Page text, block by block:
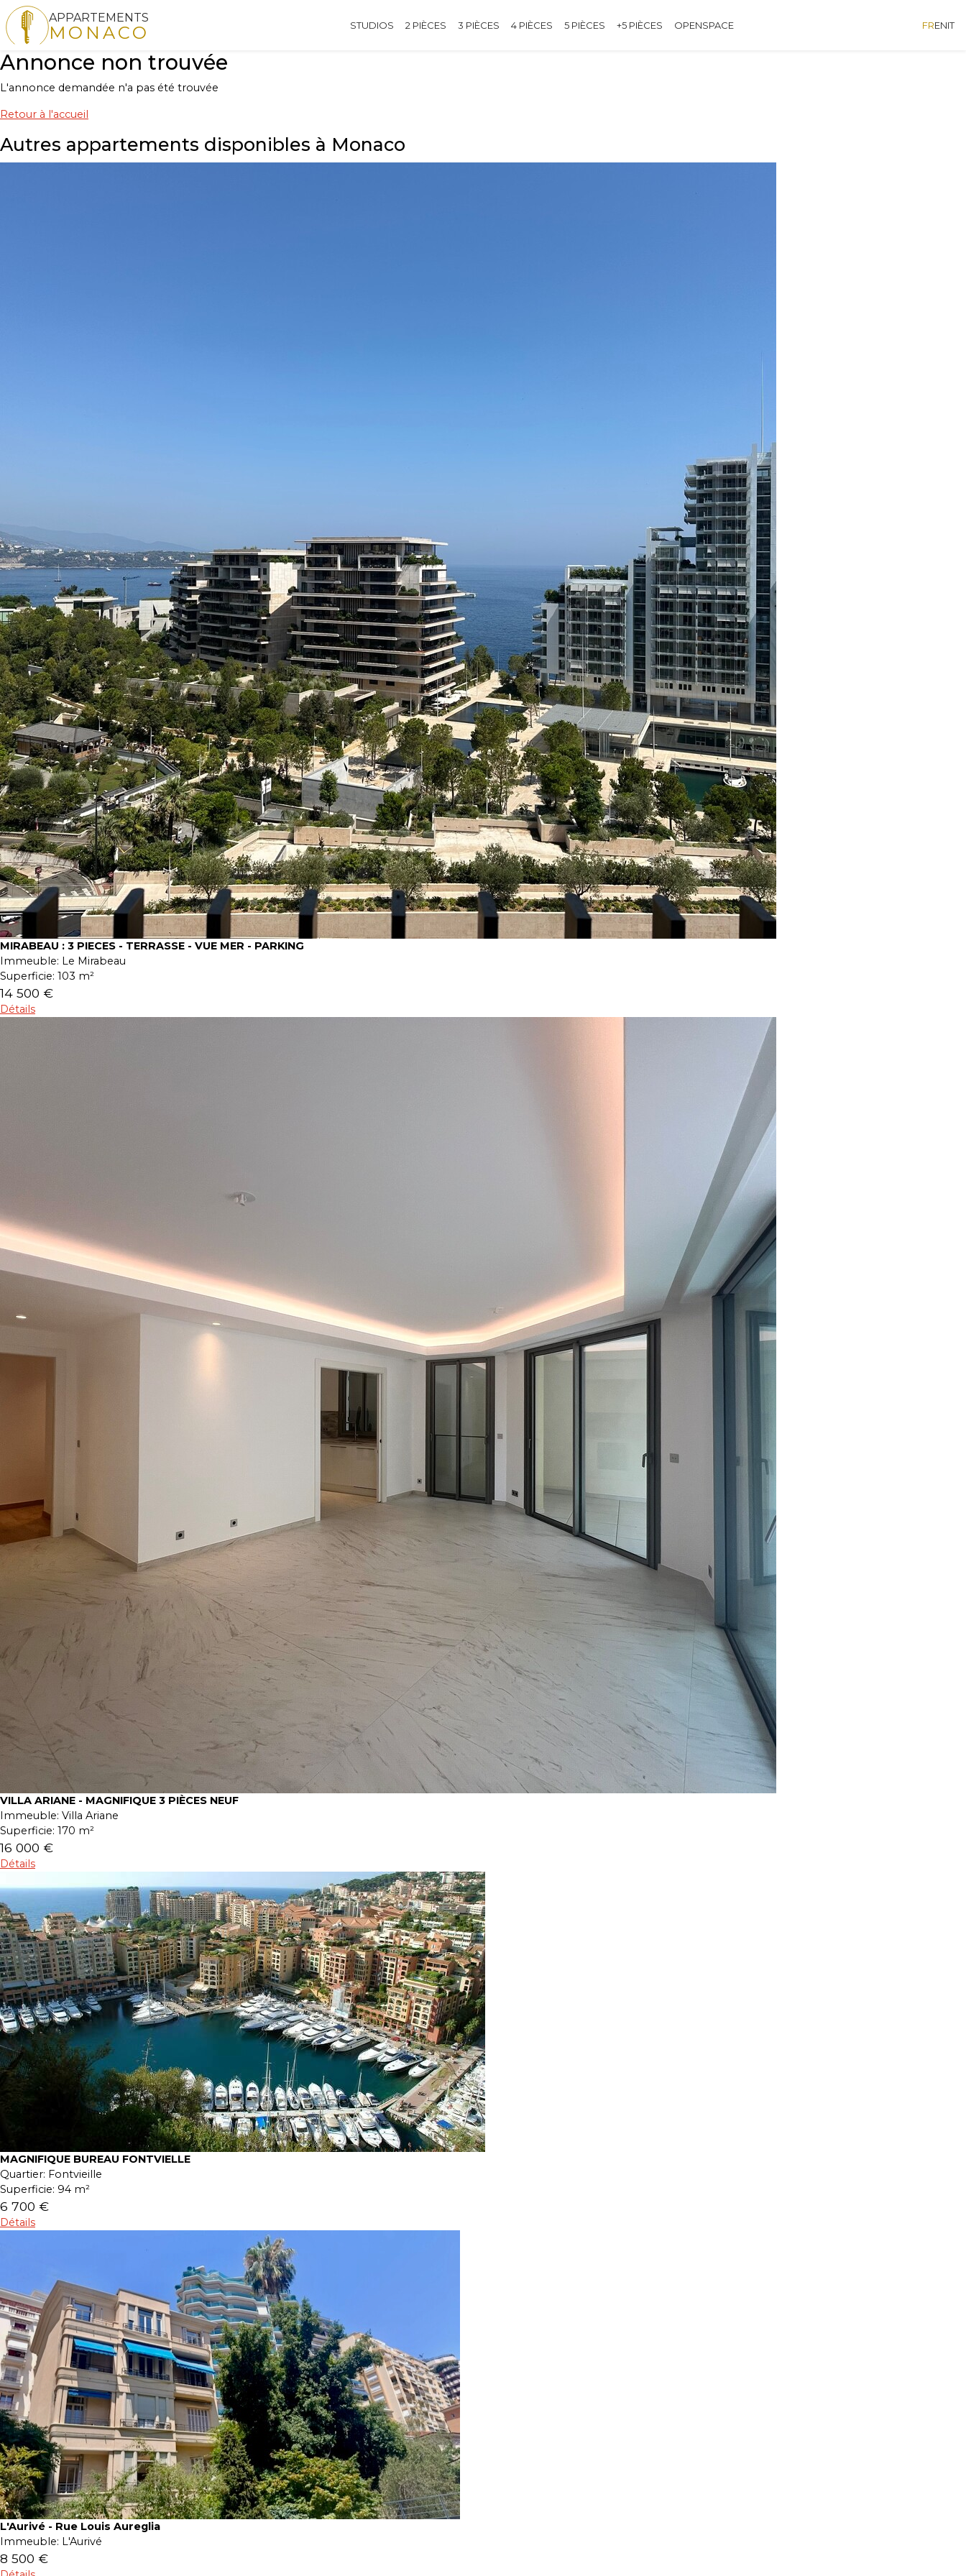
APPARTEMENTS
MONACO STUDIOS 2 PIÈCES 3 PIÈCES 4 PIÈCES 5 PIÈCES +5 PIÈCES OPENSPACE FRENIT
Annonce non trouvée
L'annonce demandée n'a pas été trouvée
Retour à l'accueil
Autres appartements disponibles à Monaco
MIRABEAU : 3 PIECES - TERRASSE - VUE MER - PARKING
Immeuble: Le Mirabeau
Superficie: 103 m²
14 500 €
Détails
VILLA ARIANE - MAGNIFIQUE 3 PIÈCES NEUF
Immeuble: Villa Ariane
Superficie: 170 m²
16 000 €
Détails
MAGNIFIQUE BUREAU FONTVIELLE
Quartier: Fontvieille
Superficie: 94 m²
6 700 €
Détails
L'Aurivé - Rue Louis Aureglia
Immeuble: L'Aurivé
8 500 €